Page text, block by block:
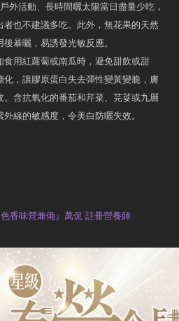
外活動、長時間曬太陽當日盡量少吃，
也不建議多吃。此外，無花果的天然
暴曬，易誘發光敏反應。
食用紅蘿蔔或南瓜時，避免甜飲或甜
，讓膠原蛋白失去彈性變黃變脆，膚
含抗氧化的番茄和芹菜、芫荽或九層
線的敏感度，令美白防曬失效。
香味營兼備』萬侃 註冊營養師